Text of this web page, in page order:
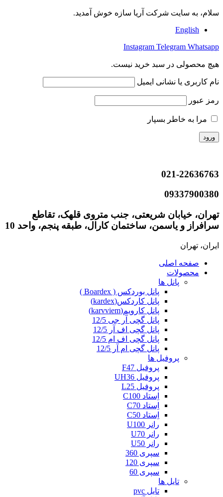
سلام، به سایت شرکت آریا سازه خوش آمدید.
English
Instagram Telegram Whatsapp
هیچ محصولی در سبد خرید نیست.
نام کاربری یا نشانی ایمیل
رمز عبور
مرا به خاطر بسپار
021-22636763
09337900380
تهران، خیابان شریعتی، جنب متروی قلهک، تقاطع
سرافراز و یاسمن، ساختمان کارال، طبقه پنجم، واحد 10
ایران، تهران
صفحه اصلی
محصولات
پانل ها
پانل بوردکس ( Boardex )
پانل کاردکس(kardex)
پانل کارویم(karvviem)
پانل گچی آر جی 12/5
پانل گچی اف آر 12/5
پانل گچی اف ام 12/5
پانل گچی ام آر 12/5
پروفیل ها
پروفیل F47
پروفیل UH36
پروفیل L25
اِستاد C100
اِستاد C70
اِستاد C50
رانر U100
رانر U70
رانر U50
سپری 360
سپری 120
سپری 60
تایل ها
تایل pvc